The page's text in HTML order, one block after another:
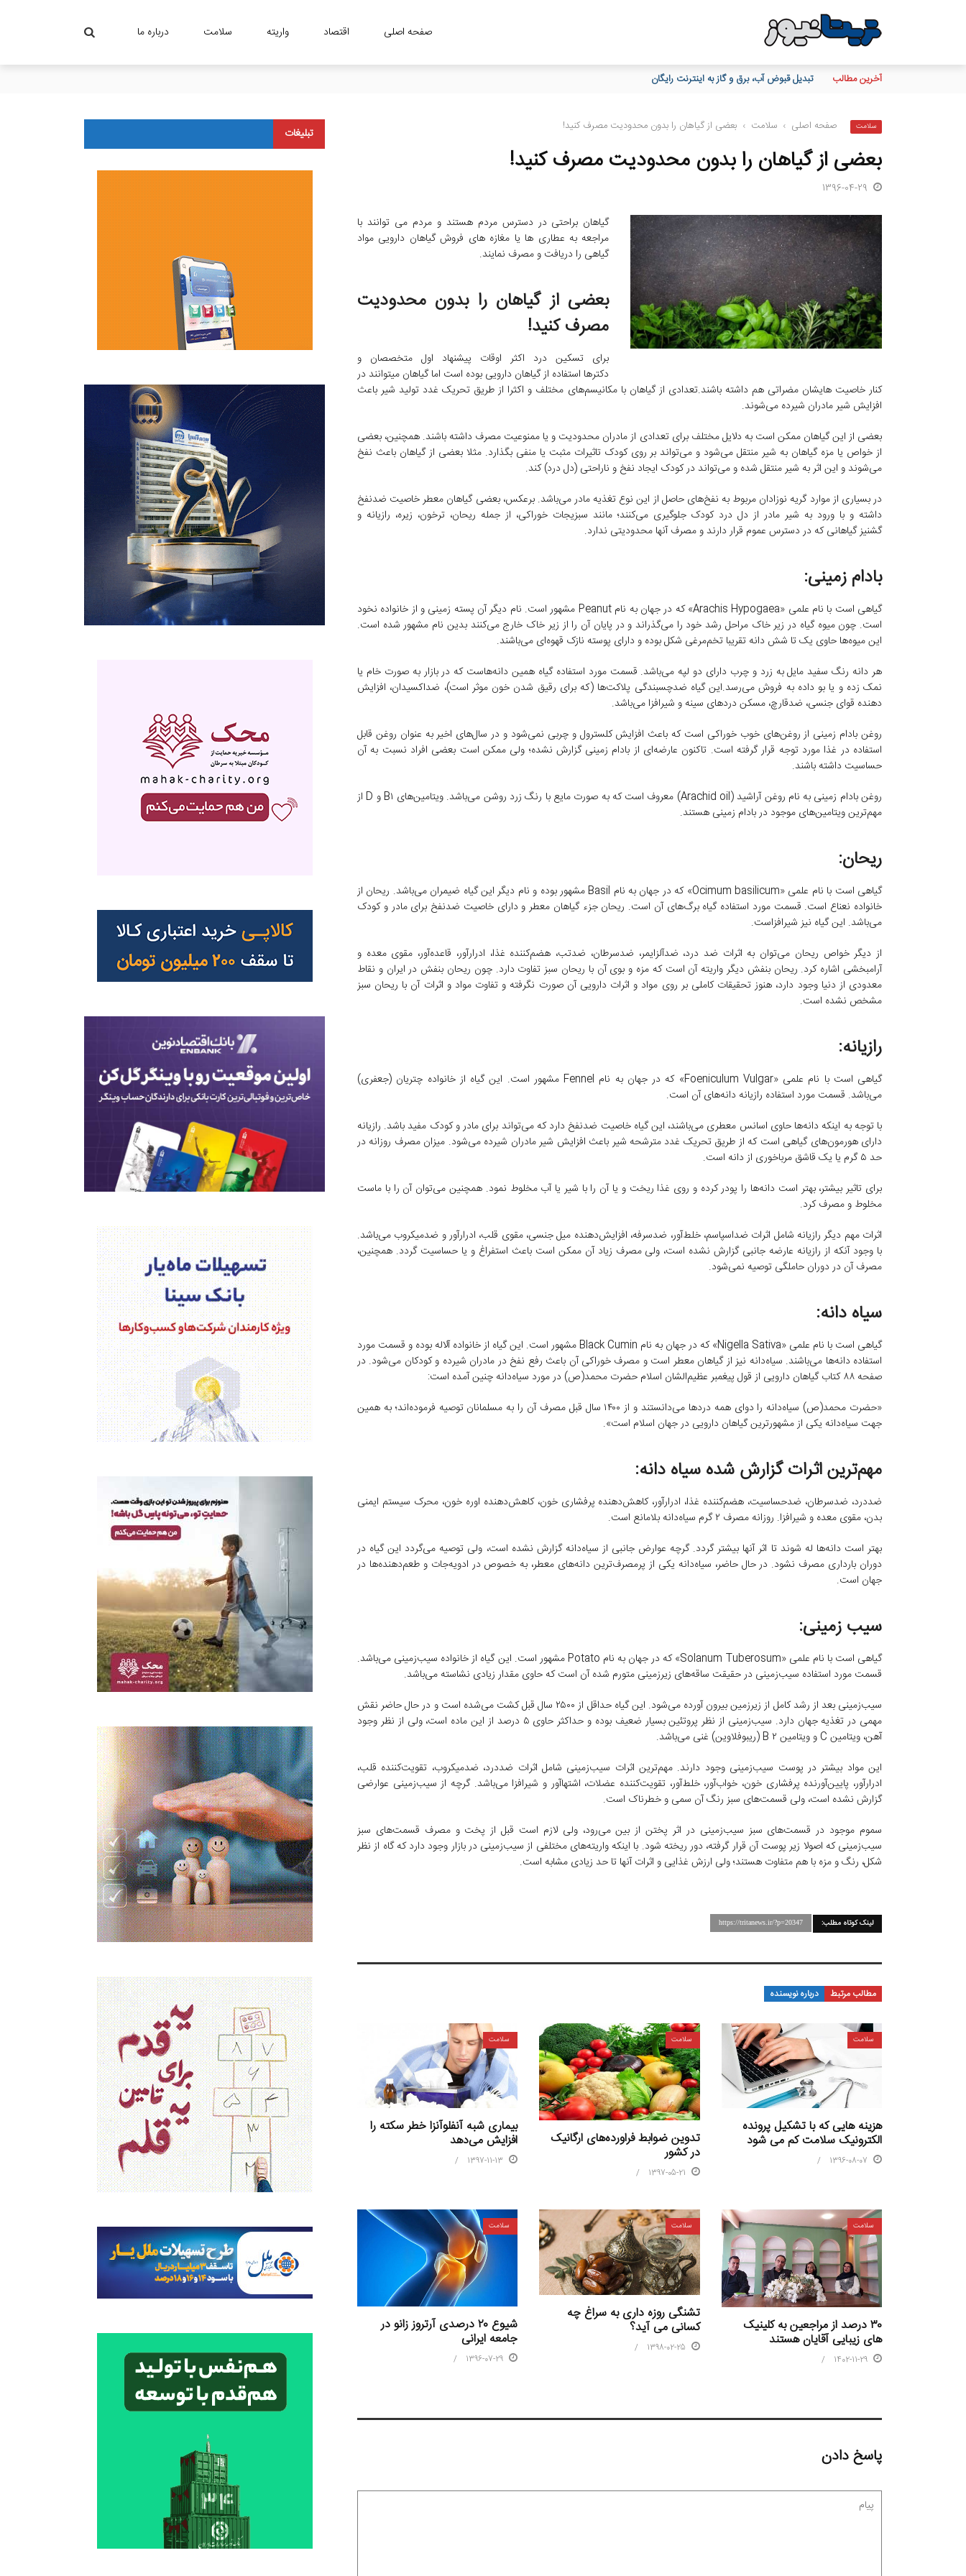
صفحه اصلی اقتصاد واریته سلامت درباره ما
آخرین مطالب تبدیل قبوض آب، برق و گاز به اینترنت رایگان
سلامت صفحه اصلی › سلامت › بعضی از گیاهان را بدون محدودیت مصرف کنید!
بعضی از گیاهان را بدون محدودیت مصرف کنید!
1396-04-29
گیاهان براحتی در دسترس مردم هستند و مردم می توانند با
مراجعه به عطاری ها یا مغازه های فروش گیاهان دارویی مواد
گیاهی را دریافت و مصرف نمایند.
بعضی از گیاهان را بدون محدودیت
مصرف کنید!
برای تسکین درد اکثر اوقات پیشنهاد اول متخصصان و
دکترها استفاده از گیاهان دارویی بوده است اما گیاهان میتوانند در
کنار خاصیت هایشان مضراتی هم داشته باشند.تعدادی از گیاهان با مکانیسم‌های مختلف و اکثرا از طریق تحریک غدد تولید شیر باعث
افزایش شیر مادران شیرده می‌شوند.
بعضی از این گیاهان ممکن است به دلایل مختلف برای تعدادی از مادران محدودیت و یا ممنوعیت مصرف داشته باشند. همچنین، بعضی
از خواص یا مزه گیاهان به شیر منتقل می‌شود و می‌تواند بر روی کودک تاثیرات مثبت یا منفی بگذارد. مثلا بعضی از گیاهان باعث نفخ
می‌شوند و این اثر به شیر منتقل شده و می‌تواند در کودک ایجاد نفخ و ناراحتی (دل درد) کند.
در بسیاری از موارد گریه نوزادان مربوط به نفخ‌های حاصل از این نوع تغذیه مادر می‌باشد. برعکس، بعضی گیاهان معطر خاصیت ضدنفخ
داشته و با ورود به شیر مادر از دل درد کودک جلوگیری می‌کنند؛ مانند سبزیجات خوراکی، از جمله ریحان، ترخون، زیره، رازیانه و
گشنیز گیاهانی که در دسترس عموم قرار دارند و مصرف آنها محدودیتی ندارد.
بادام زمینی:
گیاهی است با نام علمی «Arachis Hypogaea» که در جهان به نام Peanut مشهور است. نام دیگر آن پسته زمینی و از خانواده نخود
است. چون میوه گیاه در زیر خاک مراحل رشد خود را می‌گذراند و در پایان آن را از زیر خاک خارج می‌کنند بدین نام مشهور شده است.
این میوه‌ها حاوی یک تا شش دانه تقریبا تخم‌مرغی شکل بوده و دارای پوسته نازک قهوه‌ای می‌باشند.
هر دانه رنگ سفید مایل به زرد و چرب دارای دو لپه می‌باشد. قسمت مورد استفاده گیاه همین دانه‌هاست که در بازار به صورت خام یا
نمک زده و یا بو داده به فروش می‌رسد.این گیاه ضدچسبندگی پلاکت‌ها (که برای رقیق شدن خون موثر است)، ضداکسیدان، افزایش
دهنده قوای جنسی، ضدقارچ، مسکن دردهای سینه و شیرافزا می‌باشد.
روغن بادام زمینی از روغن‌های خوب خوراکی است که باعث افزایش کلسترول و چربی نمی‌شود و در سال‌های اخیر به عنوان روغن قابل
استفاده در غذا مورد توجه قرار گرفته است. تاکنون عارضه‌ای از بادام زمینی گزارش نشده؛ ولی ممکن است بعضی افراد نسبت به آن
حساسیت داشته باشند.
روغن بادام زمینی به نام روغن آراشید (Arachid oil) معروف است که به صورت مایع با رنگ زرد روشن می‌باشد. ویتامین‌های B۱ و D از
مهم‌ترین ویتامین‌های موجود در بادام زمینی هستند.
ریحان:
گیاهی است با نام علمی «Ocimum basilicum» که در جهان به نام Basil مشهور بوده و نام دیگر این گیاه ضیمران می‌باشد. ریحان از
خانواده نعناع است. قسمت مورد استفاده گیاه برگ‌های آن است. ریحان جزء گیاهان معطر و دارای خاصیت ضدنفخ برای مادر و کودک
می‌باشد. این گیاه نیز شیرافزاست.
از دیگر خواص ریحان می‌توان به اثرات ضد درد، ضدآلزایمر، ضدسرطان، ضدتب، هضم‌کننده غذا، ادرارآور، قاعده‌آور، مقوی معده و
آرامبخشی اشاره کرد. ریحان بنفش دیگر واریته آن است که مزه و بوی آن با ریحان سبز تفاوت دارد. چون ریحان بنفش در ایران و نقاط
معدودی از دنیا وجود دارد، هنوز تحقیقات کاملی بر روی مواد و اثرات دارویی آن صورت نگرفته و تفاوت مواد و اثرات آن با ریحان سبز
مشخص نشده است.
رازیانه:
گیاهی است با نام علمی «Foeniculum Vulgar» که در جهان به نام Fennel مشهور است. این گیاه از خانواده چتریان (جعفری)
می‌باشد. قسمت مورد استفاده رازیانه دانه‌های آن است.
با توجه به اینکه دانه‌ها حاوی اسانس معطری می‌باشند، این گیاه خاصیت ضدنفخ دارد که می‌تواند برای مادر و کودک مفید باشد. رازیانه
دارای هورمون‌های گیاهی است که از طریق تحریک غدد مترشحه شیر باعث افزایش شیر مادران شیرده می‌شود. میزان مصرف روزانه در
حد ۵ گرم یا یک قاشق مرباخوری از دانه است.
برای تاثیر بیشتر، بهتر است دانه‌ها را پودر کرده و روی غذا ریخت و یا آن را با شیر یا آب مخلوط نمود. همچنین می‌توان آن را با ماست
مخلوط و مصرف کرد.
اثرات مهم دیگر رازیانه شامل اثرات ضداسپاسم، خلط‌آور، ضدسرفه، افزایش‌دهنده میل جنسی، مقوی قلب، ادرارآور و ضدمیکروب می‌باشد.
با وجود آنکه از رازیانه عارضه جانبی گزارش نشده است، ولی مصرف زیاد آن ممکن است باعث استفراغ و یا حساسیت گردد. همچنین،
مصرف آن در دوران حاملگی توصیه نمی‌شود.
سیاه دانه:
گیاهی است با نام علمی «Nigella Sativa» که در جهان به نام Black Cumin مشهور است. این گیاه از خانواده آلاله بوده و قسمت مورد
استفاده دانه‌ها می‌باشند. سیاه‌دانه نیز از گیاهان معطر است و مصرف خوراکی آن باعث رفع نفخ در مادران شیرده و کودکان می‌شود. در
صفحه ۸۸ کتاب گیاهان دارویی از قول پیغمبر عظیم‌الشان اسلام حضرت محمد(ص) در مورد سیاه‌دانه چنین آمده است:
«حضرت محمد(ص) سیاه‌دانه را دوای همه دردها می‌دانستند و از ۱۴۰۰ سال قبل مصرف آن را به مسلمانان توصیه فرموده‌اند؛ به همین
جهت سیاه‌دانه یکی از مشهورترین گیاهان دارویی در جهان اسلام است».
مهم‌ترین اثرات گزارش شده سیاه دانه:
ضددرد، ضدسرطان، ضدحساسیت، هضم‌کننده غذا، ادرارآور، کاهش‌دهنده پرفشاری خون، کاهش‌دهنده اوره خون، محرک سیستم ایمنی
بدن، مقوی معده و شیرافزا. روزانه مصرف ۲ گرم سیاه‌دانه بلامانع است.
بهتر است دانه‌ها له شوند تا اثر آنها بیشتر گردد. گرچه عوارض جانبی از سیاه‌دانه گزارش نشده است، ولی توصیه می‌گردد این گیاه در
دوران بارداری مصرف نشود. در حال حاضر، سیاه‌دانه یکی از پرمصرف‌ترین دانه‌های معطر، به خصوص در ادویه‌جات و طعم‌دهنده‌ها در
جهان است.
سیب زمینی:
گیاهی است با نام علمی «Solanum Tuberosum» که در جهان به نام Potato مشهور است. این گیاه از خانواده سیب‌زمینی می‌باشد.
قسمت مورد استفاده سیب‌زمینی در حقیقت ساقه‌های زیرزمینی متورم شده آن است که حاوی مقدار زیادی نشاسته می‌باشد.
سیب‌زمینی بعد از رشد کامل از زیرزمین بیرون آورده می‌شود. این گیاه حداقل از ۲۵۰۰ سال قبل کشت می‌شده است و در حال حاضر نقش
مهمی در تغذیه جهان دارد. سیب‌زمینی از نظر پروتئین بسیار ضعیف بوده و حداکثر حاوی ۵ درصد از این ماده است، ولی از نظر وجود
آهن، ویتامین C و ویتامین ۲ B (ریبوفلاوین) غنی می‌باشد.
این مواد بیشتر در پوست سیب‌زمینی وجود دارند. مهم‌ترین اثرات سیب‌زمینی شامل اثرات ضددرد، ضدمیکروب، تقویت‌کننده قلب،
ادرارآور، پایین‌آورنده پرفشاری خون، خواب‌آور، خلط‌آور، تقویت‌کننده عضلات، اشتهاآور و شیرافزا می‌باشد. گرچه از سیب‌زمینی عوارضی
گزارش نشده است، ولی قسمت‌های سبز رنگ آن سمی و خطرناک است.
سموم موجود در قسمت‌های سبز سیب‌زمینی در اثر پختن از بین می‌رود، ولی لازم است قبل از پخت و مصرف قسمت‌های سبز
سیب‌زمینی که اصولا زیر پوست آن قرار گرفته، دور ریخته شود. با اینکه واریته‌های مختلفی از سیب‌زمینی در بازار وجود دارد که گاه از نظر
شکل، رنگ و مزه با هم متفاوت هستند؛ ولی ارزش غذایی و اثرات آنها تا حد زیادی مشابه است.
لینک کوتاه مطلب: https://tritanews.ir/?p=20347
مطالب مرتبط درباره نویسنده
سلامت
هزینه هایی که با تشکیل پرونده
الکترونیک سلامت کم می شود
1396-08-07
سلامت
تدوین ضوابط فراورده‌های ارگانیک
در کشور
1397-05-21
سلامت
بیماری شبه آنفلوآنزا خطر سکته را
افزایش می‌دهد
1397-11-13
سلامت
۳۰ درصد از مراجعین به کلینیک
های زیبایی آقایان هستند
1402-11-29
سلامت
تشنگی روزه داری به سراغ چه
کسانی می آید؟
1398-02-25
سلامت
شیوع ۲۰ درصدی آرتروز زانو در
جامعه ایرانی
1396-07-29
پاسخ دادن
تبلیغات